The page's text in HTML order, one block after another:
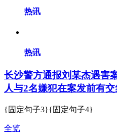
热讯
热讯
长沙警方通报刘某杰遇害
人与2名嫌犯在案发前有交
{固定句子3}{固定句子4}
全览